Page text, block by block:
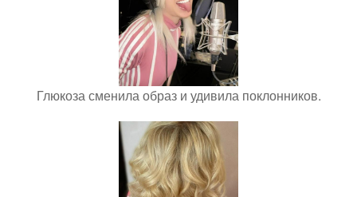
Глюкоза сменила образ и удивила поклонников.